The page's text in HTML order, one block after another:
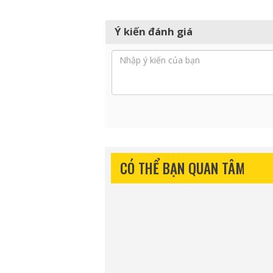
Ý kiến đánh giá
CÓ THỂ BẠN QUAN TÂM